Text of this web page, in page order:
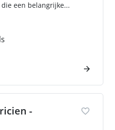
een belangrijke...
-